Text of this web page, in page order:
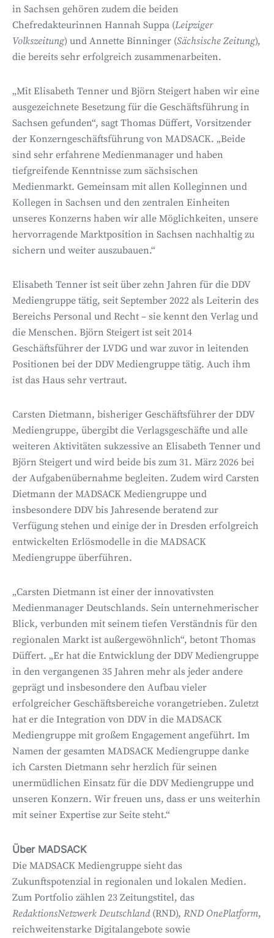
in Sachsen gehören zudem die beiden
Chefredakteurinnen Hannah Suppa (Leipziger
Volkszeitung) und Annette Binninger (Sächsische Zeitung),
die bereits sehr erfolgreich zusammenarbeiten.
„Mit Elisabeth Tenner und Björn Steigert haben wir eine
ausgezeichnete Besetzung für die Geschäftsführung in
Sachsen gefunden“, sagt Thomas Düffert, Vorsitzender
der Konzerngeschäftsführung von MADSACK. „Beide
sind sehr erfahrene Medienmanager und haben
tiefgreifende Kenntnisse zum sächsischen
Medienmarkt. Gemeinsam mit allen Kolleginnen und
Kollegen in Sachsen und den zentralen Einheiten
unseres Konzerns haben wir alle Möglichkeiten, unsere
hervorragende Marktposition in Sachsen nachhaltig zu
sichern und weiter auszubauen.“
Elisabeth Tenner ist seit über zehn Jahren für die DDV
Mediengruppe tätig, seit September 2022 als Leiterin des
Bereichs Personal und Recht – sie kennt den Verlag und
die Menschen. Björn Steigert ist seit 2014
Geschäftsführer der LVDG und war zuvor in leitenden
Positionen bei der DDV Mediengruppe tätig. Auch ihm
ist das Haus sehr vertraut.
Carsten Dietmann, bisheriger Geschäftsführer der DDV
Mediengruppe, übergibt die Verlagsgeschäfte und alle
weiteren Aktivitäten sukzessive an Elisabeth Tenner und
Björn Steigert und wird beide bis zum 31. März 2026 bei
der Aufgabenübernahme begleiten. Zudem wird Carsten
Dietmann der MADSACK Mediengruppe und
insbesondere DDV bis Jahresende beratend zur
Verfügung stehen und einige der in Dresden erfolgreich
entwickelten Erlösmodelle in die MADSACK
Mediengruppe überführen.
„Carsten Dietmann ist einer der innovativsten
Medienmanager Deutschlands. Sein unternehmerischer
Blick, verbunden mit seinem tiefen Verständnis für den
regionalen Markt ist außergewöhnlich“, betont Thomas
Düffert. „Er hat die Entwicklung der DDV Mediengruppe
in den vergangenen 35 Jahren mehr als jeder andere
geprägt und insbesondere den Aufbau vieler
erfolgreicher Geschäftsbereiche vorangetrieben. Zuletzt
hat er die Integration von DDV in die MADSACK
Mediengruppe mit großem Engagement angeführt. Im
Namen der gesamten MADSACK Mediengruppe danke
ich Carsten Dietmann sehr herzlich für seinen
unermüdlichen Einsatz für die DDV Mediengruppe und
unseren Konzern. Wir freuen uns, dass er uns weiterhin
mit seiner Expertise zur Seite steht.“
Über MADSACK
Die MADSACK Mediengruppe sieht das
Zukunftspotenzial in regionalen und lokalen Medien.
Zum Portfolio zählen 23 Zeitungstitel, das
RedaktionsNetzwerk Deutschland(RND), RND OnePlatform,
reichweitenstarke Digitalangebote sowie